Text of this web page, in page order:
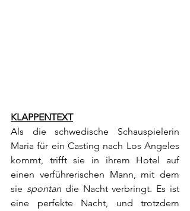
KLAPPENTEXT
Als die schwedische Schauspielerin
Maria für ein Casting nach Los Angeles
kommt, trifft sie in ihrem Hotel auf
einen verführerischen Mann, mit dem
sie spontan die Nacht verbringt. Es ist
eine perfekte Nacht, und trotzdem